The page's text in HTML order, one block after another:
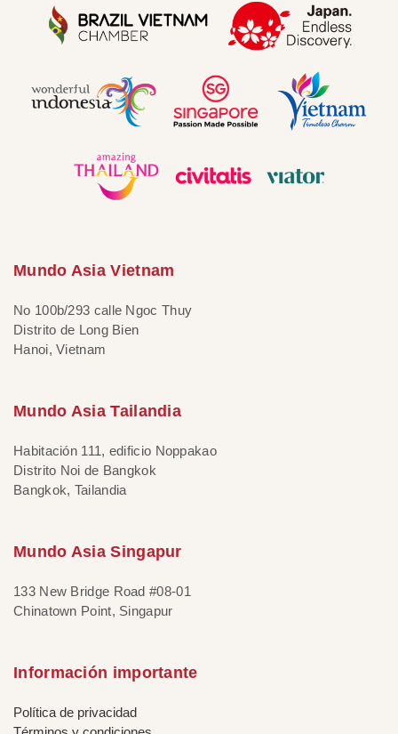
Mundo Asia Vietnam
No 100b/293 calle Ngoc Thuy
Distrito de Long Bien
Hanoi, Vietnam
Mundo Asia Tailandia
Habitación 111, edificio Noppakao
Distrito Noi de Bangkok
Bangkok, Tailandia
Mundo Asia Singapur
133 New Bridge Road #08-01
Chinatown Point, Singapur
Información importante
Política de privacidad